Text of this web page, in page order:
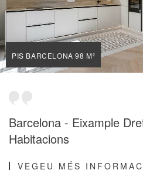
PIS BARCELONA 98 M²
Barcelona - Eixample
Habitacions
VEGEU MÉS